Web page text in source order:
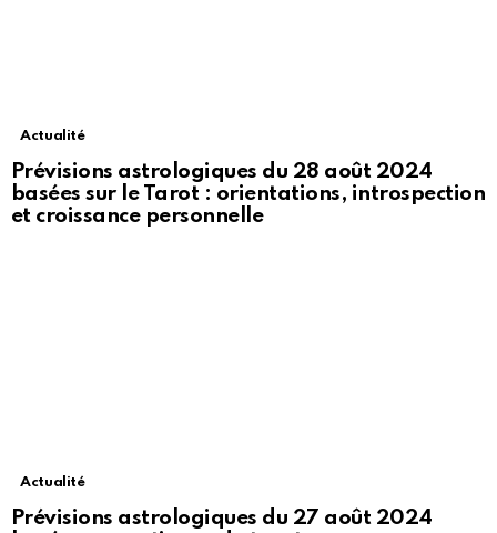
Actualité
Prévisions astrologiques du 28 août 2024
basées sur le Tarot : orientations, introspection
et croissance personnelle
Actualité
Prévisions astrologiques du 27 août 2024